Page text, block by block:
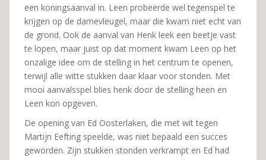
een koningsaanval in. Leen probeerde wel tegenspel te
krijgen op de damevleugel, maar die kwam niet echt van
de grond. Ook de aanval van Henk leek een beetje vast
te lopen, maar juist op dat moment kwam Leen op het
onzalige idee om de stelling in het centrum te openen,
terwijl alle witte stukken daar klaar voor stonden. Met
mooi aanvalsspel blies henk door de stelling heen en
Leen kon opgeven.
De opening van Ed Oosterlaken, die met wit tegen
Martijn Eefting speelde, was niet bepaald een succes
geworden. Zijn stukken stonden verkrampt en Ed had